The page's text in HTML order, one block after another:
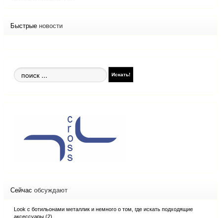
Быстрые новости
Поиск
по
Искать!
Сейчас обсуждают
Look с ботильонами металлик и немного о том, где искать подходящие
аксессуары (2)